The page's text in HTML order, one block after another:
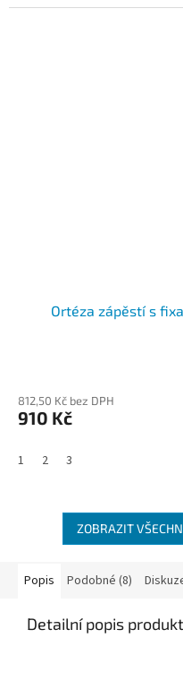
Ortéza zápěstí s
812,50 Kč bez DPH
910 Kč
1 2 3
ZOBRAZIT
Popis Podobné (8)
Detailní popis